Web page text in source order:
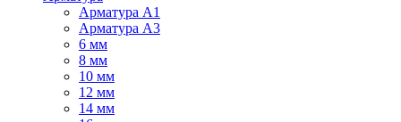
Арматура А1
Арматура А3
6 мм
8 мм
10 мм
12 мм
14 мм